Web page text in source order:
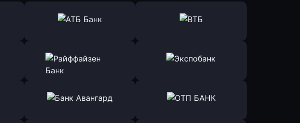
Оправить заявку
в АТБ Банк
Оправить заявку
Оправить заявку
в Райффайзен Банк
Оправить заявку